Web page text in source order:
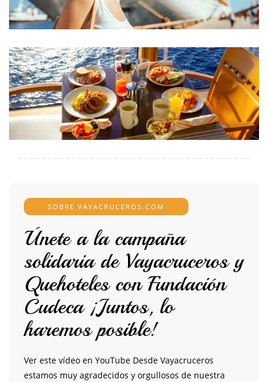
SOBRE VAYACRUCEROS.COM
Únete a la campaña
solidaria de Vayacruceros y
Quehoteles con Fundación
Cudeca ¡Juntos, lo
haremos posible!
Ver este vídeo en YouTube Desde Vayacruceros
estamos muy agradecidos y orgullosos de nuestra